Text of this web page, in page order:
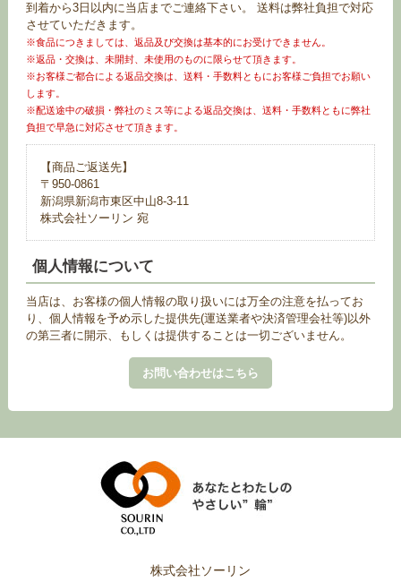
到着から3日以内に当店までご連絡下さい。 送料は弊社負担で対応
させていただきます。
※食品につきましては、返品及び交換は基本的にお受けできません。
※返品・交換は、未開封、未使用のものに限らせて頂きます。
※お客様ご都合による返品交換は、送料・手数料ともにお客様ご負担でお願い
します。
※配送途中の破損・弊社のミス等による返品交換は、送料・手数料ともに弊社
負担で早急に対応させて頂きます。
【商品ご返送先】
〒950-0861
新潟県新潟市東区中山8-3-11
株式会社ソーリン 宛
個人情報について
当店は、お客様の個人情報の取り扱いには万全の注意を払ってお
り、個人情報を予め示した提供先(運送業者や決済管理会社等)以外
の第三者に開示、もしくは提供することは一切ございません。
お問い合わせはこちら
株式会社ソーリン